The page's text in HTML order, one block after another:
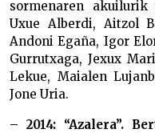
sormenaren akuilurik
Uxue Alberdi, Aitzol
Andoni Egaña, Igor
Gurrutxaga, Jexux
Lekue, Maialen
Jone Uria.
– 2014: “Azalera”.